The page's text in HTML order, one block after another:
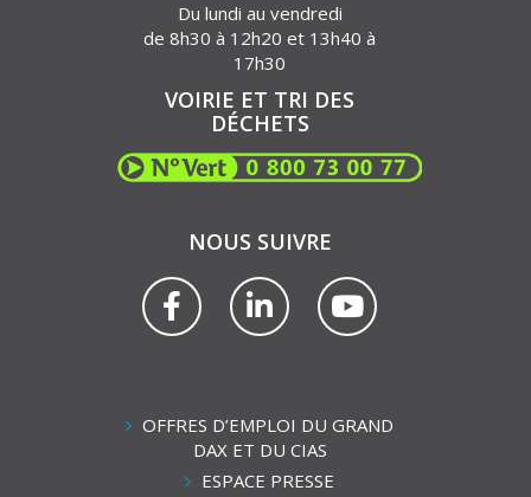
Du lundi au vendredi
de 8h30 à 12h20 et 13h40 à
17h30
VOIRIE ET TRI DES
DÉCHETS
NOUS SUIVRE
Lien
vers
Lien
vers
Lien
vers
OFFRES D’EMPLOI DU GRAND
DAX ET DU CIAS
ESPACE PRESSE